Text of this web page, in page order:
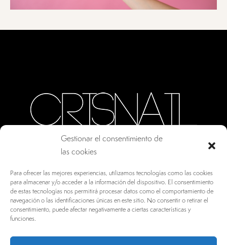
Gestionar el consentimiento de
las cookies
Para ofrecer las mejores experiencias, utilizamos tecnologías como las cookies
para almacenar y/o acceder a la información del dispositivo. El consentimiento
de estas tecnologías nos permitirá procesar datos como el comportamiento de
navegación o las identificaciones únicas en este sitio. No consentir o retirar el
consentimiento, puede afectar negativamente a ciertas características y
funciones.
28770, ESPAÑA
INFO@DRV.ES
+34 902 100 021